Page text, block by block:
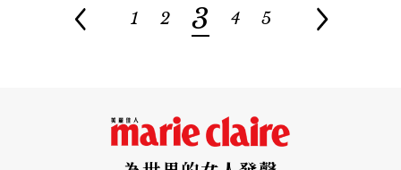
1 2 3 4 5